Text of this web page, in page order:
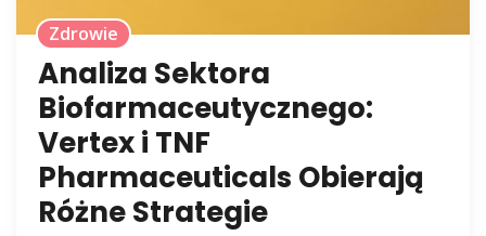
Zdrowie
Analiza Sektora
Biofarmaceutycznego:
Vertex i TNF
Pharmaceuticals Obierają
Różne Strategie